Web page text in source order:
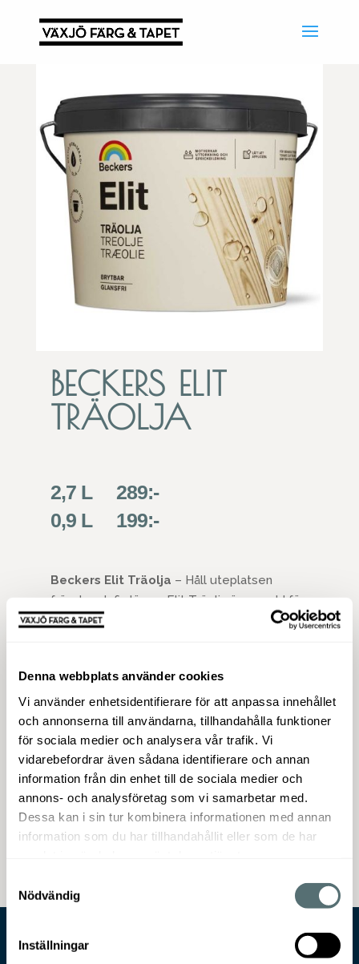
Denna webbplats använder cookies
Vi använder enhetsidentifierare för att anpassa innehållet
och annonserna till användarna, tillhandahålla funktioner
för sociala medier och analysera vår trafik. Vi
vidarebefordrar även sådana identifierare och annan
information från din enhet till de sociala medier och
annons- och analysföretag som vi samarbetar med.
Dessa kan i sin tur kombinera informationen med annan
information som du har tillhandahållit eller som de har
Nödvändig
Inställningar
BECKERS ELIT
TRÄOLJA
2,7 L 289:-
0,9 L 199:-
Beckers Elit Träolja – Håll uteplatsen
fräsch och fin länge. Elit Träolja är avsedd för
årlig behandling av obehandlat,
teak. Ger nytt, fräscht utseende på slitna
altangolv, trätrall, trädgårdsmöbler etc. Elit
Träolja är av högsta kvalitet och tränger ner
lätt i träet och ger en vattenavvisande yta
som skyddar mot uttorkning samt
sprickbildning och som är lätt att underhålla.
Ger ett glansfritt resultat och framhäver
träets egen färg